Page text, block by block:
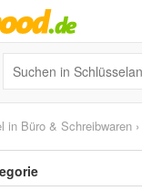
in Büro & Schreibwaren ›